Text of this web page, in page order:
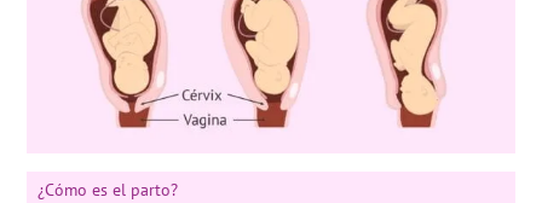
¿Cómo es el parto?